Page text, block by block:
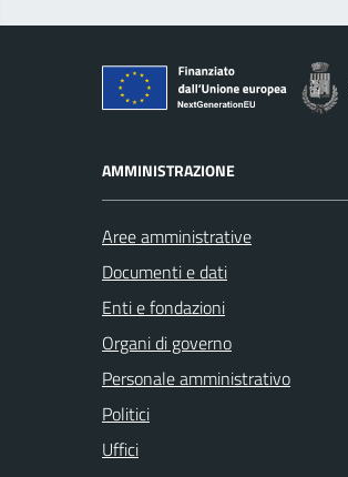
AMMINISTRAZIONE
Aree amministrative
Documenti e dati
Enti e fondazioni
Organi di governo
Personale amministrativo
Politici
Uffici